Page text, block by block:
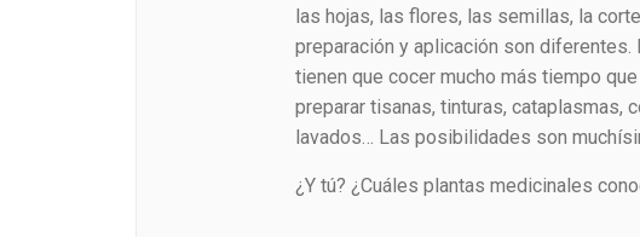
las hojas, las flores, las semillas, la
preparación y aplicación son
tienen que cocer mucho más tiempo
preparar tisanas, tinturas, cataplasmas,
lavados… Las posibilidades son
¿Y tú? ¿Cuáles plantas medicinales